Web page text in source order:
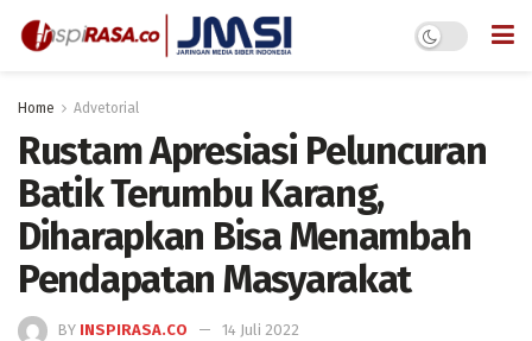
Home Advetorial
Rustam Apresiasi Peluncuran
Batik Terumbu Karang,
Diharapkan Bisa Menambah
Pendapatan Masyarakat
BY INSPIRASA.CO 14 Juli 2022